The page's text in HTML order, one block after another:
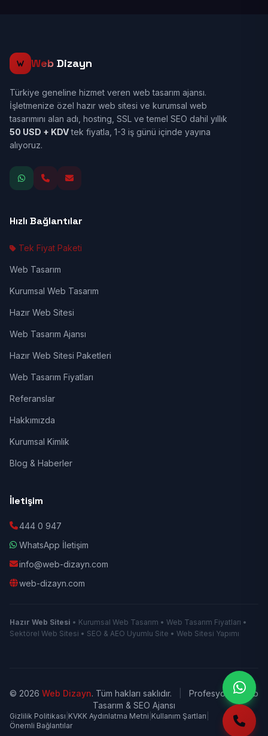
Web Dizayn
Türkiye geneline hizmet veren web tasarım ajansı.
İşletmenize özel hazır web sitesi ve kurumsal web
tasarımını alan adı, hosting, SSL ve temel SEO dahil yıllık
50 USD + KDVtek fiyatla, 1-3 iş günü içinde yayına
alıyoruz.
Hızlı Bağlantılar
Tek Fiyat Paketi
Web Tasarım
Kurumsal Web Tasarım
Hazır Web Sitesi
Web Tasarım Ajansı
Hazır Web Sitesi Paketleri
Web Tasarım Fiyatları
Referanslar
Hakkımızda
Kurumsal Kimlik
Blog & Haberler
İletişim
444 0 947
WhatsApp İletişim
info@web-dizayn.com
web-dizayn.com
Hazır Web Sitesi • Kurumsal Web Tasarım • Web Tasarım Fiyatları •
Sektörel Web Sitesi • SEO & AEO Uyumlu Site • Web Sitesi Yapımı
© 2026 Web Dizayn. Tüm hakları saklıdır.
Profesyonel Web
Tasarım & SEO Ajansı
Gizlilik Politikası KVKK Aydınlatma Metni Kullanım Şartları
Önemli Bağlantılar